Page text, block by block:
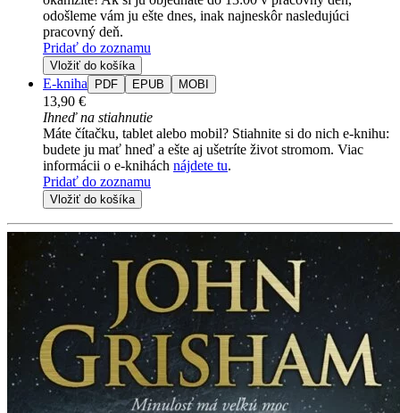
odošleme vám ju ešte dnes, inak najneskôr nasledujúci
pracovný deň.
Pridať do zoznamu
Vložiť do košíka
E-kniha PDF EPUB MOBI
13,90 €
Ihneď na stiahnutie
Máte čítačku, tablet alebo mobil? Stiahnite si do nich e-knihu:
budete ju mať hneď a ešte aj ušetríte život stromom. Viac
informácii o e-knihách nájdete tu.
Pridať do zoznamu
Vložiť do košíka